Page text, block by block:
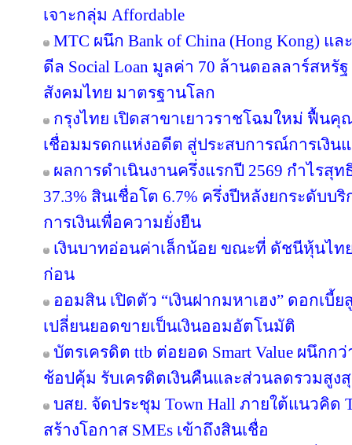
เจาะกลุ่ม Affordable
MTC ผนึก Bank of China (Hong Kong) แล
ดีล Social Loan มูลค่า 70 ล้านดอลลาร์สห
สังคมไทย มาตรฐานโลก
กรุงไทย เปิดสาขาเยาวราชโฉมใหม่ ฟื้น
เชื่อมมรดกแห่งอดีต สู่ประสบการณ์การเงิน
ผลการดำเนินงานครึ่งแรกปี 2569 กำไรสุท
37.3% สินเชื่อโต 6.7% ครึ่งปีหลังยกระดับบ
การเงินเพื่อความยั่งยืน
เงินบาทอ่อนค่าเล็กน้อย ขณะที่ ดัชนีหุ้นไท
ก่อน
ออมสิน เปิดตัว “เงินฝากมหาเฮง” ดอกเบี้
เปลี่ยนยอดขายเป็นเงินออมอัตโนมัติ
บัตรเครดิต ttb ต่อยอด Smart Value ผนึก
ช้อปคุ้ม รับเครดิตเงินคืนและส่วนลดรวมสูง
บสย. จัดประชุม Town Hall ภายใต้แนวคิด
สร้างโอกาส SMEs เข้าถึงสินเชื่อ